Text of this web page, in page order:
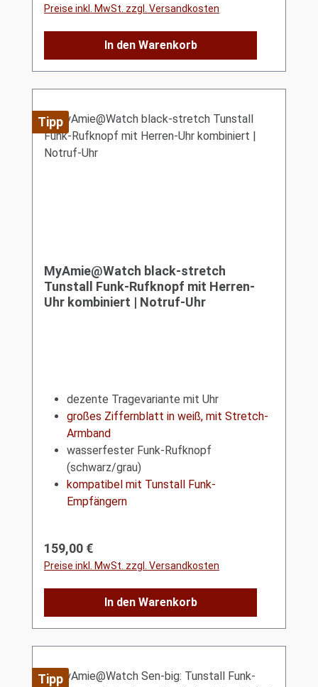
Preise inkl. MwSt. zzgl. Versandkosten
In den Warenkorb
Tipp
MyAmie@Watch black-stretch
Tunstall Funk-Rufknopf mit Herren-
Uhr kombiniert | Notruf-Uhr
dezente Tragevariante mit Uhr
großes Ziffernblatt in weiß, mit Stretch-
Armband
wasserfester Funk-Rufknopf
(schwarz/grau)
kompatibel mit Tunstall Funk-
Empfängern
Regulärer Preis:
159,00 €
Preise inkl. MwSt. zzgl. Versandkosten
In den Warenkorb
Tipp